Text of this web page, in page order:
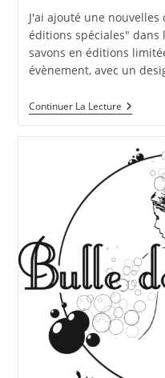
J'ai ajouté une
éditions spéciales" dans
savons en éditions
évènement, avec un
Continuer La LectureNouvelle
Catégorie
Site
:
Éditions
Savon
Coeur